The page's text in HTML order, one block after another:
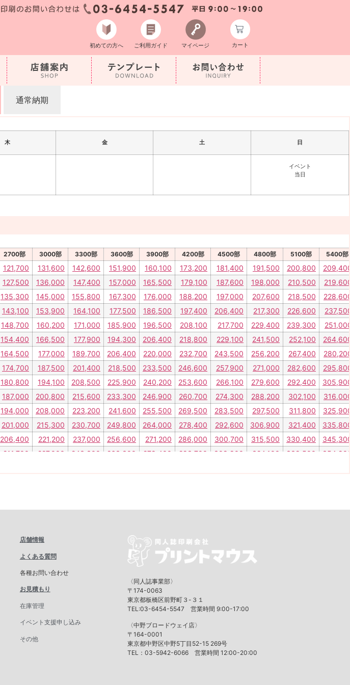
初めての方へ ご利用ガイド マイページ カート
木 金 土 日
イベント
当日
2700部 3000部 3300部 3600部 3900部 4200部 4500部 4800部 5100部 5400部
121,700 131,600 142,600 151,900 160,100 173,200 181,400 191,500 200,800
127,500 136,000 147,400 157,000 165,500 179,100 187,600 198,000 210,500
135,300 145,000 155,800 167,300 176,000 188,200 197,000 207,600 218,500
143,100 153,900 164,100 177,500 186,500 197,400 206,400 217,300 226,600
148,700 160,200 171,000 185,900 196,500 208,100 217,700 229,400 239,300
154,400 166,500 177,900 194,300 206,400 218,800 229,100 241,500 252,100
164,500 177,000 189,700 206,400 220,000 232,700 243,500 256,200 267,400
174,700 187,500 201,400 218,500 233,500 246,600 257,900 271,000 282,600
180,800 194,100 208,500 225,900 240,200 253,600 266,100 279,600 292,400
187,000 200,800 215,600 233,300 246,900 260,700 274,300 288,200 302,100
194,000 208,000 223,200 241,600 255,500 269,500 283,500 297,500 311,800
201,000 215,300 230,700 249,800 264,000 278,400 292,600 306,900 321,400
206,400 221,200 237,000 256,600 271,200 286,000 300,700 315,500 330,400
211,700 227,000 243,300 263,300 278,400 293,700 308,800 324,100 339,500
通常納期
店舗情報
よくある質問
各種お問い合わせ
お見積もり
在庫管理
イベント支援申し込み
その他
〈同人誌事業部〉
〒174-0063
東京都板橋区前野町３-３１
TEL:03-6454-5547 営業時間 9:00-17:00
〈中野ブロードウェイ店〉
〒164-0001
東京都中野区中野5丁目52-15 269号
TEL：03-5942-6066 営業時間 12:00-20:00